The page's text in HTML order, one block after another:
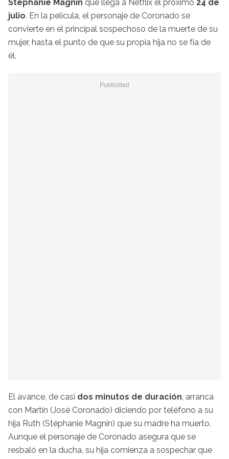
Stéphanie Magnin que llega a Netflix el próximo 24 de
julio. En la película, el personaje de Coronado se
convierte en el principal sospechoso de la muerte de su
mujer, hasta el punto de que su propia hija no se fía de
él.
El avance, de casi dos minutos de duración, arranca
con Martín (José Coronado) diciendo por teléfono a su
hija Ruth (Stéphanie Magnin) que su madre ha muerto.
Aunque el personaje de Coronado asegura que se
resbaló en la ducha, su hija comienza a sospechar que